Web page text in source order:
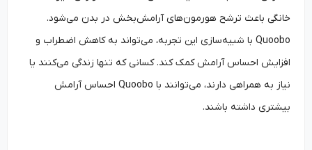
خانگی باعث ترشح هورمون‌های آرامش‌بخش در بدن می‌شود.
Quoobo با شبیه‌سازی این تجربه، می‌تواند به کاهش اضطراب و
افزایش احساس آرامش کمک کند. کسانی که تنها زندگی می‌کنند یا
نیاز به همراهی دارند، می‌توانند با Quoobo احساس آرامش
بیشتری داشته باشند.